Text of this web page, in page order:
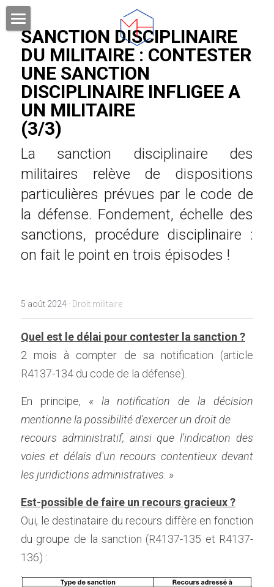
DOMAINES DE COMPETENCES
VOTRE AVOCAT
HONORAIRES
PUBLICATIONS
FORMATIONS
Rechercher
CONTACT ET RDV
SANCTION DISCIPLINAIRE
DU MILITAIRE : CONTESTER
UNE SANCTION
DISCIPLINAIRE INFLIGEE A
UN MILITAIRE
(3/3)
La sanction disciplinaire des
militaires relève de dispositions
particulières prévues par le code de
la défense. Fondement, échelle des
sanctions, procédure disciplinaire :
on fait le point en trois épisodes !
5 août 2024 · Droit militaire
Quel est le délai pour contester la sanction ?
2 mois à compter de sa notification (article
R4137-134 du code de la défense).
En principe, « la notification de la décision
mentionne la possibilité d'exercer un droit de
recours administratif, ainsi que l'indication des
voies et délais d'un recours contentieux devant
les juridictions administratives. »
Est-possible de faire un recours gracieux ?
Oui, le destinataire du recours diffère en fonction
du groupe de la sanction (R4137-135 et R4137-
136) :